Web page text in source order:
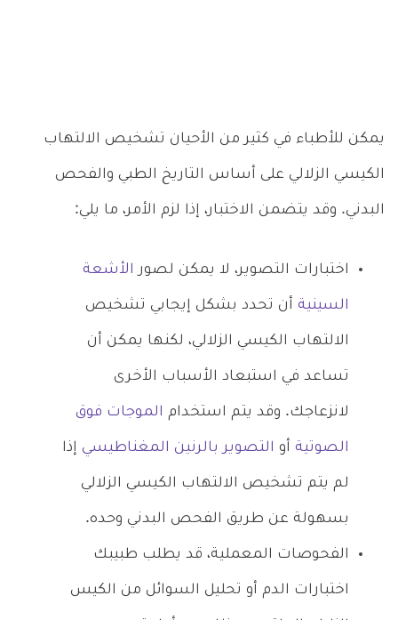
يمكن للأطباء في كثير من الأحيان تشخيص الالتهاب
الكيسي الزلالي على أساس التاريخ الطبي والفحص
البدني. وقد يتضمن الاختبار، إذا لزم الأمر، ما يلي:
اختبارات التصوير، لا يمكن لصور الأشعة
السينية أن تحدد بشكل إيجابي تشخيص
الالتهاب الكيسي الزلالي، لكنها يمكن أن
تساعد في استبعاد الأسباب الأخرى
لانزعاجك. وقد يتم استخدام الموجات فوق
الصوتية أو التصوير بالرنين المغناطيسي إذا
لم يتم تشخيص الالتهاب الكيسي الزلالي
بسهولة عن طريق الفحص البدني وحده.
الفحوصات المعملية، قد يطلب طبيبك
اختبارات الدم أو تحليل السوائل من الكيس